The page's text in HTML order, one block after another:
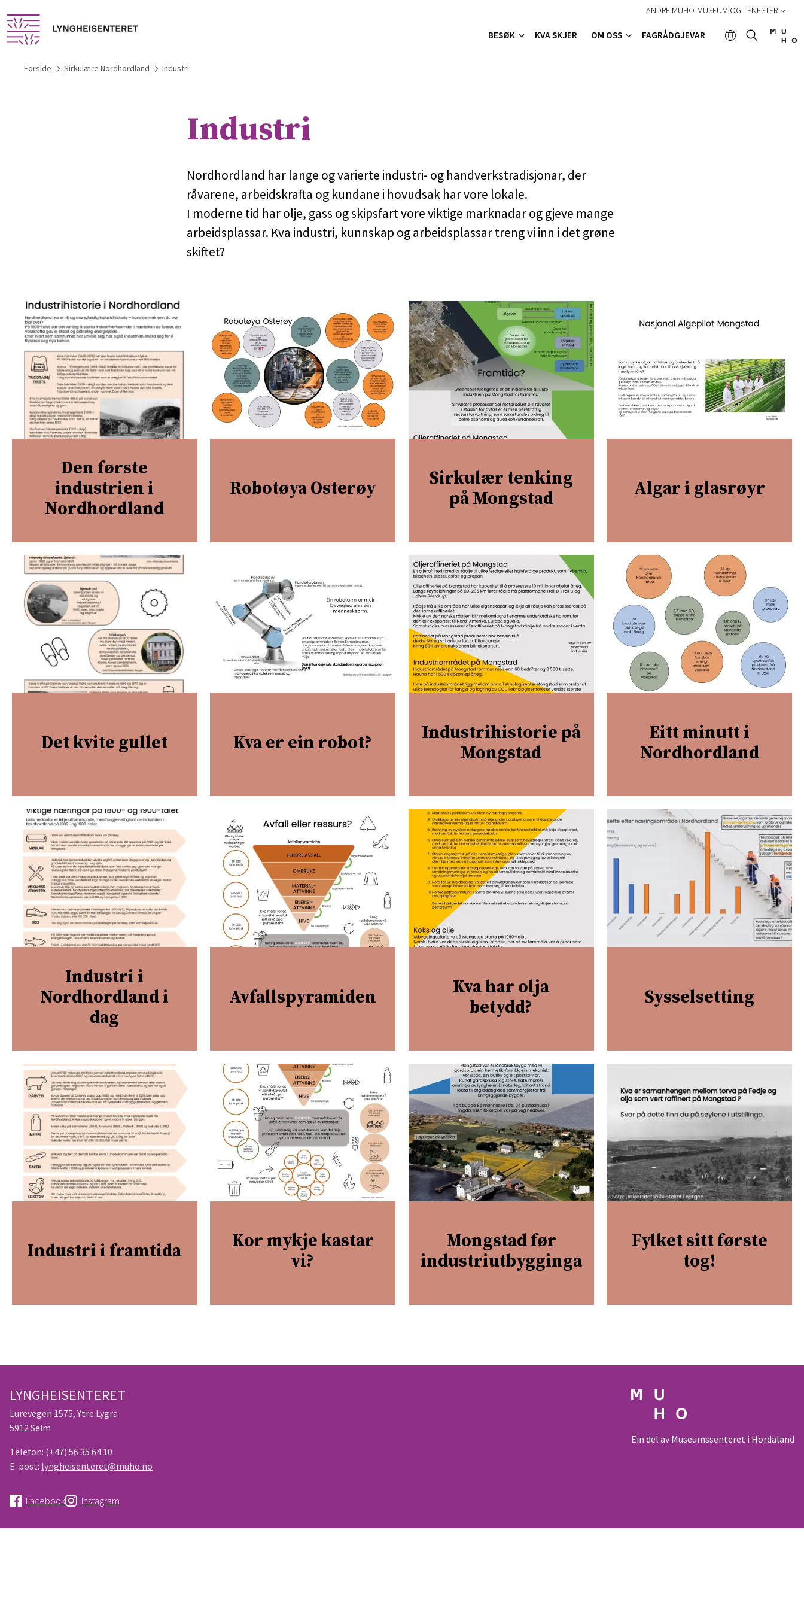
BESØK KVA SKJER OM OSS FAGRÅDGJEVAR
ANDRE MUHO-MUSEUM OG TENESTER
Forside Sirkulære Nordhordland Industri
Industri
Nordhordland har lange og varierte industri- og handverkstradisjonar, der
råvarene, arbeidskrafta og kundane i hovudsak har vore lokale.
I moderne tid har olje, gass og skipsfart vore viktige marknadar og gjeve mange
arbeidsplassar. Kva industri, kunnskap og arbeidsplassar treng vi inn i det grøne
skiftet?
Den første
industrien i
Nordhordland
Robotøya Osterøy
Sirkulær tenking
på Mongstad
Algar i glasrøyr
Det kvite gullet Kva er ein robot?
Industrihistorie på
Mongstad
Eitt minutt i
Nordhordland
Industri i
Nordhordland i
dag
Avfallspyramiden
Kva har olja
betydd?
Sysselsetting
Industri i framtida
Kor mykje kastar
vi?
Mongstad før
industriutbygginga
Fylket sitt første
tog!
LYNGHEISENTERET
Lurevegen 1575, Ytre Lygra
5912 Seim
Telefon: (+47) 56 35 64 10
E-post: lyngheisenteret@muho.no
Facebook Instagram
Ein del av Museumssenteret i Hordaland